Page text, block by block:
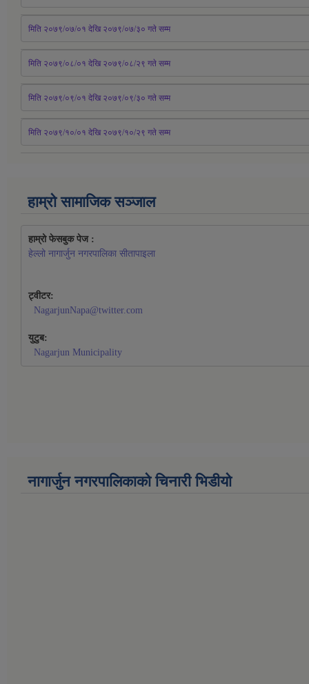
मिति २०७९/०७/०१ देखि २०७९/०७/३० गते सम्म
मिति २०७९/०८/०१ देखि २०७९/०८/२९ गते सम्म
मिति २०७९/०९/०१ देखि २०७९/०९/३० गते सम्म
मिति २०७९/१०/०१ देखि २०७९/१०/२९ गते सम्म
हाम्रो सामाजिक सञ्जाल
हाम्रो फेसबुक पेज :
हेल्लो नागार्जुन नगरपालिका सीतापाइला
ट्वीटर:
NagarjunNapa@twitter.com
युटुब:
Nagarjun Municipality
नागार्जुन नगरपालिकाको चिनारी भिडीयो